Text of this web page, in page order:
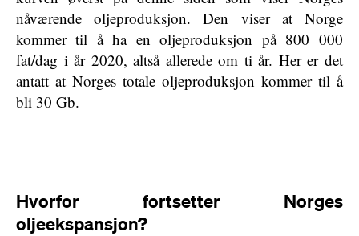
nåværende oljeproduksjon. Den viser at Norge
kommer til å ha en oljeproduksjon på 800 000
fat/dag i år 2020, altså allerede om ti år. Her er det
antatt at Norges totale oljeproduksjon kommer til å
bli 30 Gb.
Hvorfor fortsetter Norges
oljeekspansjon?